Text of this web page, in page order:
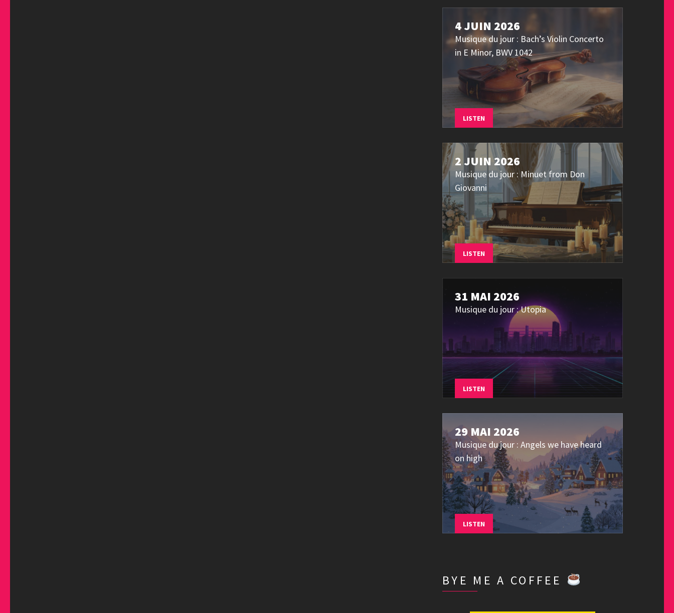
4 JUIN 2026
Musique du jour : Bach’s Violin Concerto
in E Minor, BWV 1042
LISTEN
2 JUIN 2026
Musique du jour : Minuet from Don
Giovanni
LISTEN
31 MAI 2026
Musique du jour : Utopia
LISTEN
29 MAI 2026
Musique du jour : Angels we have heard
on high
LISTEN
BYE ME A COFFEE